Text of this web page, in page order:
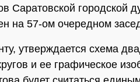
Саратовской городской
на 57-ом очередном
утверждается схема
и ее графическое